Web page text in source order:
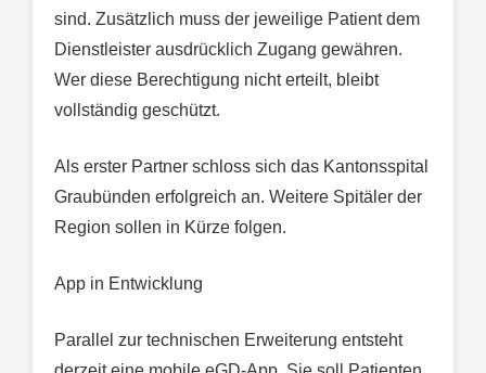
sind. Zusätzlich muss der jeweilige Patient dem
Dienstleister ausdrücklich Zugang gewähren.
Wer diese Berechtigung nicht erteilt, bleibt
vollständig geschützt.
Als erster Partner schloss sich das Kantonsspital
Graubünden erfolgreich an. Weitere Spitäler der
Region sollen in Kürze folgen.
App in Entwicklung
Parallel zur technischen Erweiterung entsteht